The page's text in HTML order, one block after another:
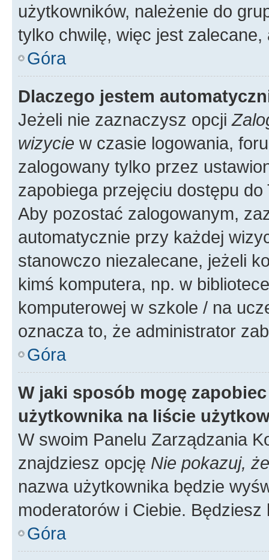
użytkowników, należenie do
tylko chwilę, więc jest zalecane,
Góra
Dlaczego jestem
Jeżeli nie zaznaczysz opcji
wizycie w czasie logowania,
zalogowany tylko przez
zapobiega przejęciu dostępu
Aby pozostać zalogowanym,
automatycznie przy każdej
stanowczo niezalecane, jeżeli
kimś komputera, np. w
komputerowej w szkole / na
oznacza to, że administrator
Góra
W jaki sposób mogę
użytkownika na liście
W swoim Panelu Zarządzania
znajdziesz opcję Nie pokazuj,
nazwa użytkownika będzie
moderatorów i Ciebie.
Góra